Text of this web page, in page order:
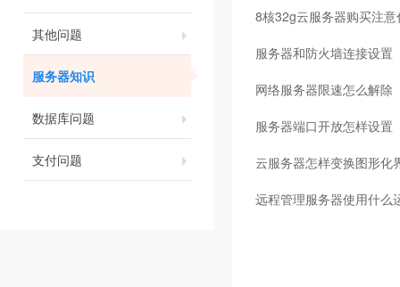
其他问题
服务器知识
数据库问题
支付问题
8核32g云服务器购买注意
服务器和防火墙连接设置
网络服务器限速怎么解除
服务器端口开放怎样设置
云服务器怎样变换图形化
远程管理服务器使用什么